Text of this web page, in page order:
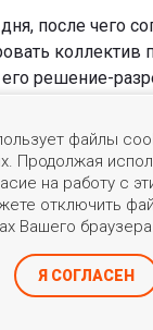
после чего
коллектив
решение-
в
оправдал.
и
и истребителя
файлы
Продолжая
на работу с
отключить
Вашего
Я СОГЛАСЕН